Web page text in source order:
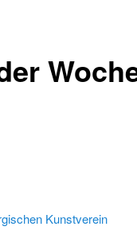
Kunstverein